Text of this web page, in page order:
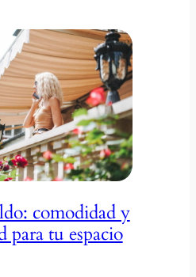
comodidad y
para tu espacio